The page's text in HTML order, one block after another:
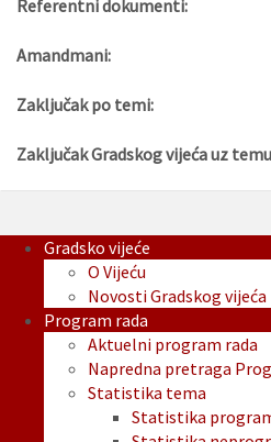
Referentni dokumenti:
Amandmani:
Zaključak po temi:
Zaključak Gradskog vijeća uz
Gradsko vijeće
O Vijeću
Novosti Gradskog vijeća
Program rada
Aktuelni program rada
Napredna pretraga
Statistika tema
Statistika